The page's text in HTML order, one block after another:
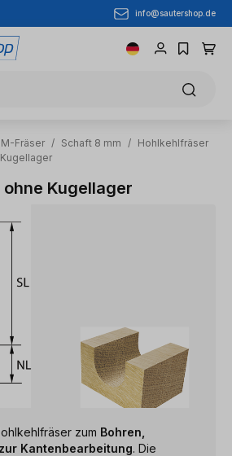
info@sautershop.de
Fräser / Schaft 8 mm / Hohlkehlfräser
Kugellager
zum Bohren,
Kantenbearbeitung. Die